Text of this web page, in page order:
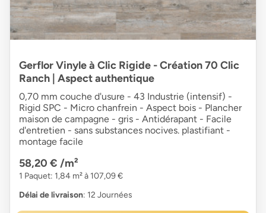
Gerflor Vinyle à Clic Rigide - Création 70 Clic
Ranch | Aspect authentique
0,70 mm couche d'usure - 43 Industrie (intensif) -
Rigid SPC - Micro chanfrein - Aspect bois - Plancher
maison de campagne - gris - Antidérapant - Facile
d'entretien - sans substances nocives. plastifiant -
montage facile
58,20 € /m²
1 Paquet: 1,84 m² à 107,09 €
Délai de livraison: 12 Journées